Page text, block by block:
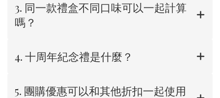
3. 同一款禮盒不同口味可以一起計算
嗎？
4. 十周年紀念禮是什麼？
5. 團購優惠可以和其他折扣一起使用